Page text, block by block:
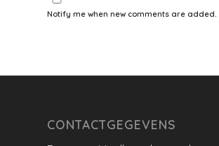
Notify me when new comments are added.
CONTACTGEGEVENS